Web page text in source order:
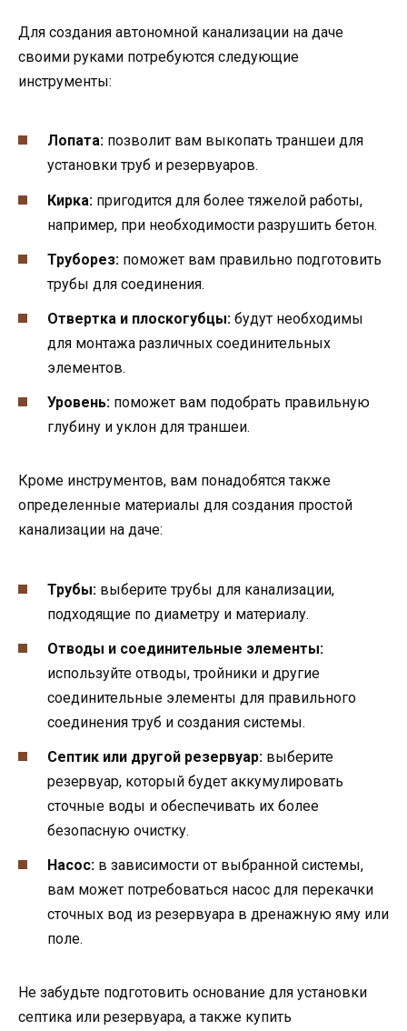
Для создания автономной канализации на даче
своими руками потребуются следующие
инструменты:
Лопата: позволит вам выкопать траншеи для
установки труб и резервуаров.
Кирка: пригодится для более тяжелой работы,
например, при необходимости разрушить бетон.
Труборез: поможет вам правильно подготовить
трубы для соединения.
Отвертка и плоскогубцы: будут необходимы
для монтажа различных соединительных
элементов.
Уровень: поможет вам подобрать правильную
глубину и уклон для траншеи.
Кроме инструментов, вам понадобятся также
определенные материалы для создания простой
канализации на даче:
Трубы: выберите трубы для канализации,
подходящие по диаметру и материалу.
Отводы и соединительные элементы:
используйте отводы, тройники и другие
соединительные элементы для правильного
соединения труб и создания системы.
Септик или другой резервуар: выберите
резервуар, который будет аккумулировать
сточные воды и обеспечивать их более
безопасную очистку.
Насос: в зависимости от выбранной системы,
вам может потребоваться насос для перекачки
сточных вод из резервуара в дренажную яму или
поле.
Не забудьте подготовить основание для установки
септика или резервуара, а также купить